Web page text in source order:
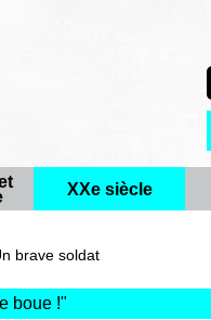
XXe siècle
brave soldat
boue !"